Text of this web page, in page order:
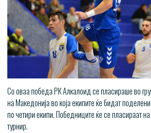
Со оваа победа РК Алкалоид се пласираше во
на Македонија во која екипите ќе бидат
по четири екипи. Победниците ќе се пласираат
турнир.